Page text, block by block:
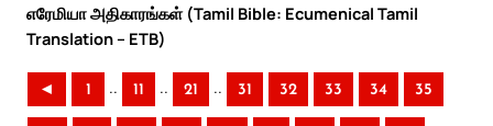
எரேமியா அதிகாரங்கள் (Tamil Bible: Ecumenical Tamil
Translation – ETB)
◄ 1 .. 11 .. 21 .. 31 32 33 34 35